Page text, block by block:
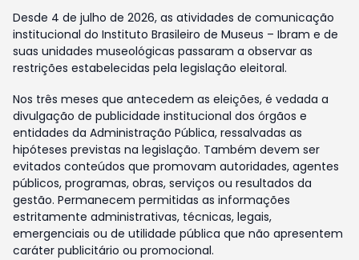
Desde 4 de julho de 2026, as atividades de comunicação
institucional do Instituto Brasileiro de Museus – Ibram e de
suas unidades museológicas passaram a observar as
restrições estabelecidas pela legislação eleitoral.
Nos três meses que antecedem as eleições, é vedada a
divulgação de publicidade institucional dos órgãos e
entidades da Administração Pública, ressalvadas as
hipóteses previstas na legislação. Também devem ser
evitados conteúdos que promovam autoridades, agentes
públicos, programas, obras, serviços ou resultados da
gestão. Permanecem permitidas as informações
estritamente administrativas, técnicas, legais,
emergenciais ou de utilidade pública que não apresentem
caráter publicitário ou promocional.